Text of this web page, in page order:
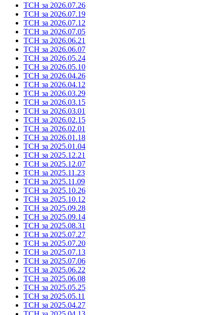
ТСН за 2026.07.26
ТСН за 2026.07.19
ТСН за 2026.07.12
ТСН за 2026.07.05
ТСН за 2026.06.21
ТСН за 2026.06.07
ТСН за 2026.05.24
ТСН за 2026.05.10
ТСН за 2026.04.26
ТСН за 2026.04.12
ТСН за 2026.03.29
ТСН за 2026.03.15
ТСН за 2026.03.01
ТСН за 2026.02.15
ТСН за 2026.02.01
ТСН за 2026.01.18
ТСН за 2025.01.04
ТСН за 2025.12.21
ТСН за 2025.12.07
ТСН за 2025.11.23
ТСН за 2025.11.09
ТСН за 2025.10.26
ТСН за 2025.10.12
ТСН за 2025.09.28
ТСН за 2025.09.14
ТСН за 2025.08.31
ТСН за 2025.07.27
ТСН за 2025.07.20
ТСН за 2025.07.13
ТСН за 2025.07.06
ТСН за 2025.06.22
ТСН за 2025.06.08
ТСН за 2025.05.25
ТСН за 2025.05.11
ТСН за 2025.04.27